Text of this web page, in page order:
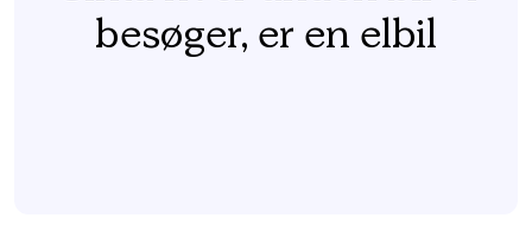
besøger, er en elbil